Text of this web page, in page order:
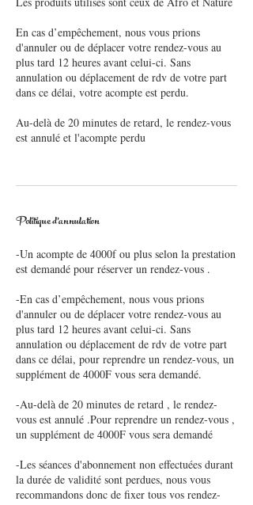
En cas d’empêchement, nous vous prions
d'annuler ou de déplacer votre rendez-vous au
plus tard 12 heures avant celui-ci. Sans
annulation ou déplacement de rdv de votre part
dans ce délai, votre acompte est perdu.
Au-delà de 20 minutes de retard, le rendez-vous
est annulé et l'acompte perdu
Politique d'annulation
-Un acompte de 4000f ou plus selon la prestation
est demandé pour réserver un rendez-vous .
-En cas d’empêchement, nous vous prions
d'annuler ou de déplacer votre rendez-vous au
plus tard 12 heures avant celui-ci. Sans
annulation ou déplacement de rdv de votre part
dans ce délai, pour reprendre un rendez-vous, un
supplément de 4000F vous sera demandé.
-Au-delà de 20 minutes de retard , le rendez-
vous est annulé .Pour reprendre un rendez-vous ,
un supplément de 4000F vous sera demandé
-Les séances d'abonnement non effectuées durant
la durée de validité sont perdues, nous vous
recommandons donc de fixer tous vos rendez-